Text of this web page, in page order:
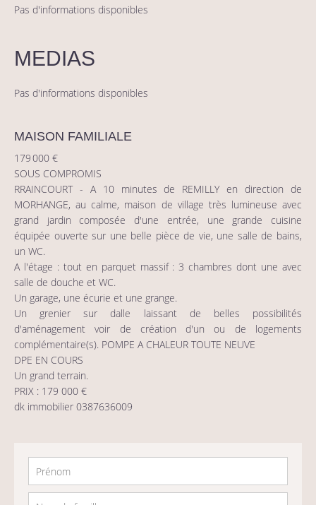
Pas d'informations disponibles
MEDIAS
Pas d'informations disponibles
MAISON FAMILIALE
179 000 €
SOUS COMPROMIS
RRAINCOURT - A 10 minutes de REMILLY en direction de
MORHANGE, au calme, maison de village très lumineuse avec
grand jardin composée d'une entrée, une grande cuisine
équipée ouverte sur une belle pièce de vie, une salle de bains,
un WC.
A l'étage : tout en parquet massif : 3 chambres dont une avec
salle de douche et WC.
Un garage, une écurie et une grange.
Un grenier sur dalle laissant de belles possibilités
d'aménagement voir de création d'un ou de logements
complémentaire(s). POMPE A CHALEUR TOUTE NEUVE
DPE EN COURS
Un grand terrain.
PRIX : 179 000 €
dk immobilier 0387636009